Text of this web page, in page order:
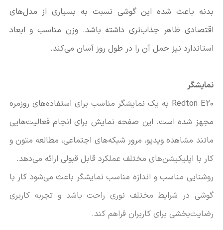
بدنه باعث شده این گوشی نسبت به بسیاری از مدل‌های
اقتصادی ظاهر جذاب‌تری داشته باشد. وزن مناسب و ابعاد
استاندارد نیز حمل آن را در طول روز آسان می‌کند.
نمایشگر
Redton E20 به یک نمایشگر مناسب برای استفاده‌های روزمره
مجهز شده است. این صفحه نمایش برای انجام فعالیت‌هایی
مانند مشاهده ویدیو، مرور شبکه‌های اجتماعی، مطالعه متون و
کار با اپلیکیشن‌های مختلف عملکرد قابل قبولی ارائه می‌دهد.
روشنایی مناسب و اندازه مناسب نمایشگر باعث می‌شود کار با
گوشی در شرایط مختلف نوری راحت باشد و تجربه کاربری
رضایت‌بخشی برای کاربران فراهم کند.